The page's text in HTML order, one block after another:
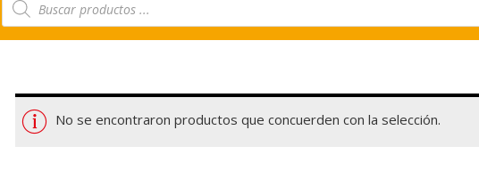
Búsqueda
de
productos
No se encontraron productos que concuerden con la selección.